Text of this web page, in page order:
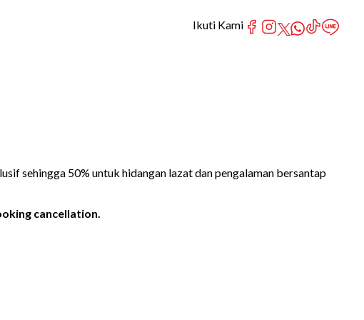
sehingga 50% untuk hidangan lazat dan pengalaman bersantap
cancellation.
Ikuti Kami